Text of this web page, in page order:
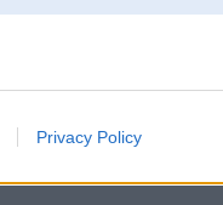
Privacy Policy